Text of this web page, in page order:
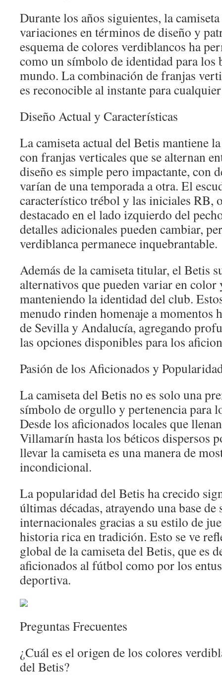
Durante los años siguientes, la
variaciones en términos de diseño y
esquema de colores verdiblancos ha
como un símbolo de identidad para los
mundo. La combinación de franjas
es reconocible al instante para
Diseño Actual y Características
La camiseta actual del Betis mantiene
con franjas verticales que se alternan
diseño es simple pero impactante, con
varían de una temporada a otra. El
característico trébol y las iniciales RB,
destacado en el lado izquierdo del
detalles adicionales pueden cambiar,
verdiblanca permanece inquebrantable.
Además de la camiseta titular, el Betis
alternativos que pueden variar en
manteniendo la identidad del club.
menudo rinden homenaje a momentos
de Sevilla y Andalucía, agregando
las opciones disponibles para los
Pasión de los Aficionados y
La camiseta del Betis no es solo una
símbolo de orgullo y pertenencia para
Desde los aficionados locales que
Villamarín hasta los béticos dispersos
llevar la camiseta es una manera de
incondicional.
La popularidad del Betis ha crecido
últimas décadas, atrayendo una base de
internacionales gracias a su estilo de
historia rica en tradición. Esto se ve
global de la camiseta del Betis, que es
aficionados al fútbol como por los
deportiva.
Preguntas Frecuentes
¿Cuál es el origen de los colores
del Betis?